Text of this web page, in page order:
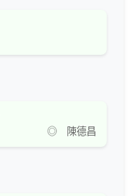
◎ 陳德昌